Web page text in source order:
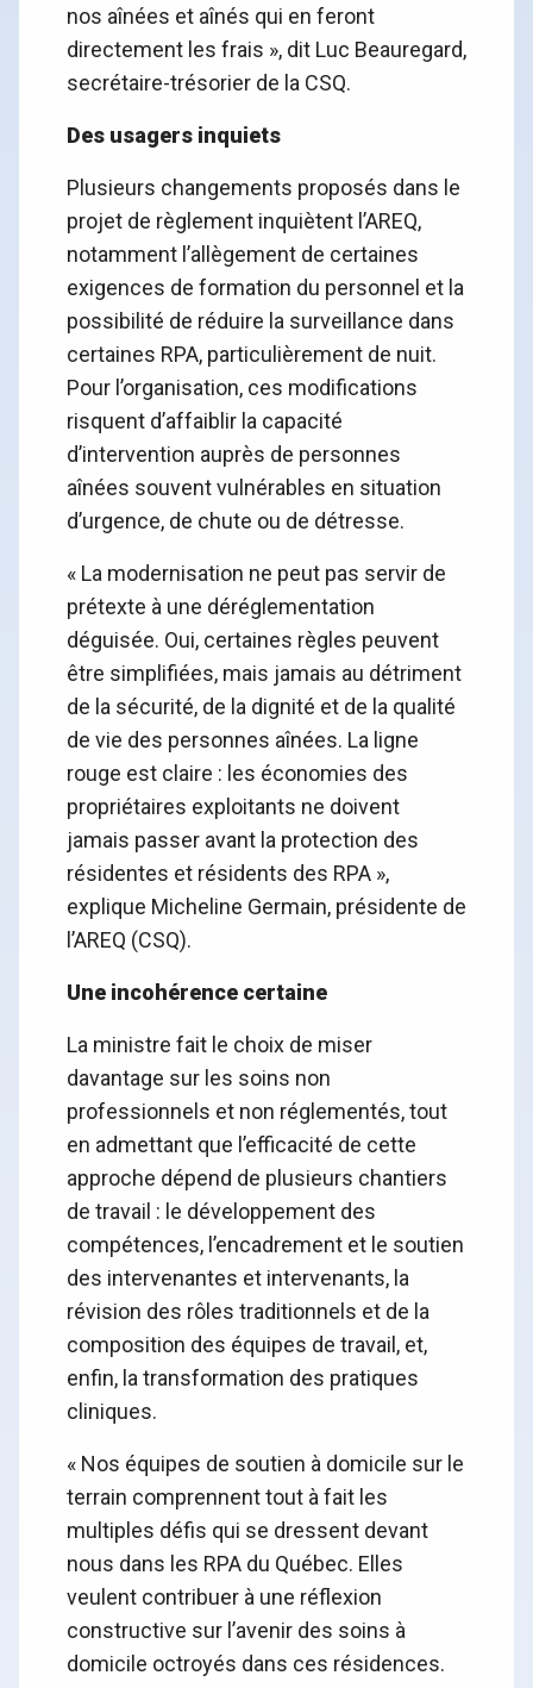
nos aînées et aînés qui en feront
directement les frais », dit Luc Beauregard,
secrétaire-trésorier de la CSQ.
Des usagers inquiets
Plusieurs changements proposés dans le
projet de règlement inquiètent l’AREQ,
notamment l’allègement de certaines
exigences de formation du personnel et la
possibilité de réduire la surveillance dans
certaines RPA, particulièrement de nuit.
Pour l’organisation, ces modifications
risquent d’affaiblir la capacité
d’intervention auprès de personnes
aînées souvent vulnérables en situation
d’urgence, de chute ou de détresse.
« La modernisation ne peut pas servir de
prétexte à une déréglementation
déguisée. Oui, certaines règles peuvent
être simplifiées, mais jamais au détriment
de la sécurité, de la dignité et de la qualité
de vie des personnes aînées. La ligne
rouge est claire : les économies des
propriétaires exploitants ne doivent
jamais passer avant la protection des
résidentes et résidents des RPA »,
explique Micheline Germain, présidente de
l’AREQ (CSQ).
Une incohérence certaine
La ministre fait le choix de miser
davantage sur les soins non
professionnels et non réglementés, tout
en admettant que l’efficacité de cette
approche dépend de plusieurs chantiers
de travail : le développement des
compétences, l’encadrement et le soutien
des intervenantes et intervenants, la
révision des rôles traditionnels et de la
composition des équipes de travail, et,
enfin, la transformation des pratiques
cliniques.
« Nos équipes de soutien à domicile sur le
terrain comprennent tout à fait les
multiples défis qui se dressent devant
nous dans les RPA du Québec. Elles
veulent contribuer à une réflexion
constructive sur l’avenir des soins à
domicile octroyés dans ces résidences.